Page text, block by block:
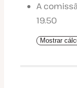
A
19.50
Mostrar